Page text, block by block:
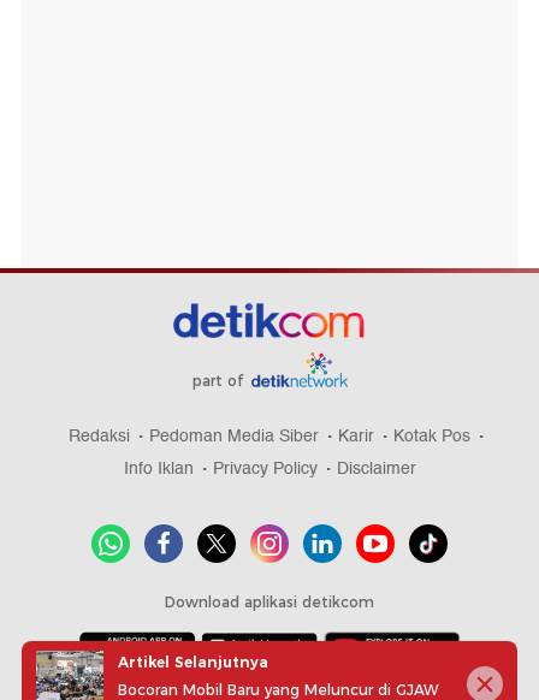
part of
Redaksi Pedoman Media Siber Karir
Kotak Pos
Info Iklan
Privacy Policy Disclaimer
Download aplikasi detikcom
Artikel Selanjutnya
Bocoran Mobil Baru yang Meluncur di GJAW